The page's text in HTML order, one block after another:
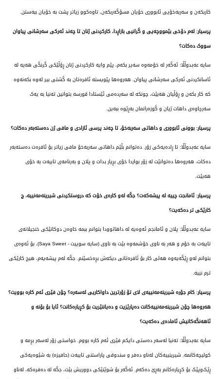
کاربکەن و سەربەخۆیی ئابووری خۆیان مسۆگەربکەن، تاوەکوو زیاتر پشت بە خۆیان ببەستن.
پرسیار: لەم دۆخی بێمووچەیی و گرانیی بازاڕدا، کارکردنی ژنان تا چەند ئەرکی سەرشانی پیاوان
سووک دەکات؟
سایە عەبدوڵڵا: ئەگەر لە خۆمەوە سەیر بکەم، پێم وایە کارکردنی ژنان ڕۆڵێکی گرنگی هەیە لە
ئاسانکردنی ئەرکی سەرشانی پیاوان. هەروەها پێویستە ئافرەتان بە گشتی بیر لەوە بکەنەوە
کە کار بکەن و ڕۆڵیان هەبێت، چونکە لە سەردەمی ئێستادا قورسە بتوانین تەنیا بە یەک
سەرچاوەی داهات ژیان و گوزەرانمان بەڕێوە ببەین.
پرسیار: بوونی ئابووری و داهاتی سەربەخۆ، تا چەند پرسی ئازادی و مافی ژن دەستەبەر دەکات؟
سایە عەبدوڵڵا: تا ڕادەیەکی زۆر. دەتوانم بڵێم داهاتی سەربەخۆ مافی زیاتر بۆ ئافرەت دەستەبەر
دەکات، هەروەها دەتوانێت لە زۆر بواردا خۆی بڕیار بدات و پلان و بەرنامەی تایبەت بە خۆی
هەبێت.
پرسیار: ئامانجت چییە لە پیشەکەت؟ جگە لەو کارەی خۆت کە دروستکردنی شیرینەمەنییە، چ
کارێکی تر دەکەیت؟
سایە عەبدوڵڵا: پلان و ئامانجم ئەوەیە لە داهاتوودا بتوانم ببمە خاوەن دوکانێکی خنجیلانەی
تایبەت بە خۆم و هەر بە ناوی خۆشمەوە بێت بە ناوی (سایە سوییت - Saya Sweet)، بۆ ئەوەی
بتوانم لەو ڕێگەیەوە هەلی کار بۆ ئافرەتانی دیکەش بڕەخسێنم. جگە لەم پیشەیەم، هیچ کارێکی
ترم نییە.
پرسیار: کام جۆرە شیرینەمەنییەی لای تۆ زۆرترین داواکاریی لەسەرە؟ چۆن فێری ئەم کارە بوویت؟
هەروەها چۆن شیرینەمەنییەکانت دەپارێزیت و دەیاننێریت بۆ کڕیارەکانت؟ ئایا بۆ بۆنە و
ئاهەنگەکانیش ئامادەی دەکەیت؟
سایە عەبدوڵڵا: تەنیا لەسەر دەستی دایکم فێری ئەم کارە بووم. خواستی زۆر لەسەر بڕمە و
کولیچەکانمە. شیرینییەکان لەناو دەفر و سندوقی پاراستنی تایبەت (حافیزە) بە شێوەیەکی
ڕێک‌وپێک بۆ کڕیارەکانم بەڕێ دەکەم. ئەگەر بۆ شوێنێکی دووریش بێت، جگە لە دەفرەکە، لەناو